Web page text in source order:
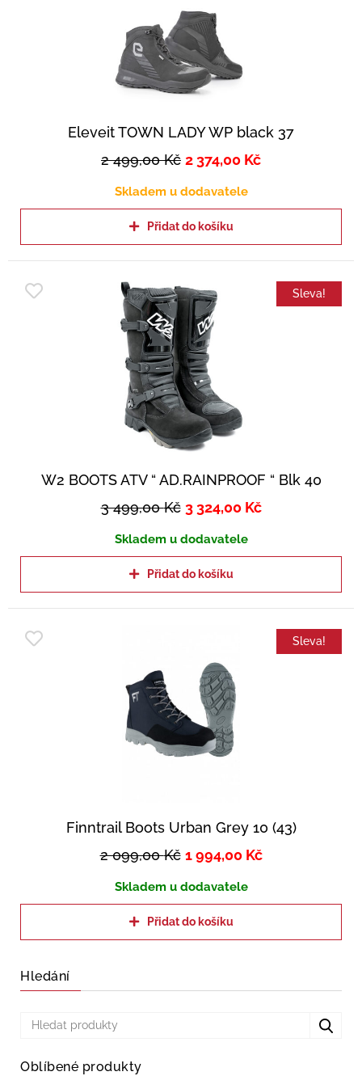
Eleveit TOWN LADY WP black 37
2 499,00Kč 2 374,00 Kč
Skladem u dodavatele
Přidat do košíku
Sleva!
W2 BOOTS ATV “ AD.RAINPROOF “ Blk 40
3 499,00Kč 3 324,00 Kč
Skladem u dodavatele
Přidat do košíku
Sleva!
Finntrail Boots Urban Grey 10 (43)
2 099,00Kč 1 994,00 Kč
Skladem u dodavatele
Přidat do košíku
Hledání
Oblíbené produkty